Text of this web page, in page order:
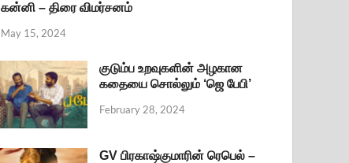
கன்னி – திரை விமர்சனம்
May 15, 2024
குடும்ப உறவுகளின் அழகான
கதையை சொல்லும் ‘ஜெ பேபி’
February 28, 2024
GV பிரகாஷ்குமாரின் ரெபெல் –